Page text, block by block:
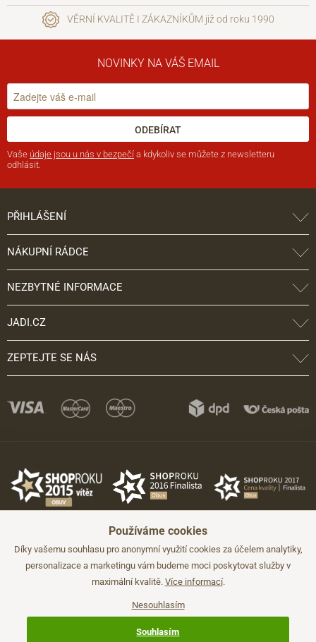
VĚRNÍ KVALITĚ I ZÁKAZNÍKŮM již od roku 1990
NOVINKY NA VÁŠ EMAIL
ODEBÍRAT
Vaše údaje jsou u nás v bezpečí a kdykoliv se můžete z newsletteru
odhlásit.
PŘIHLÁŠENÍ
NÁKUPNÍ RÁDCE
NEZBYTNÉ INFORMACE
JADI.CZ
ZEPTEJTE SE NÁS
©2026 JADI.cz. Užití materiálů bez souhlasu není možné.
Používáme cookies
Díky vašemu souhlasu pro anonymní využití cookies za účelem analytiky,
personalizace a marketingu vám budeme moci poskytovat služby v
maximální kvalitě. Více informací.
Nesouhlasím
Souhlasím